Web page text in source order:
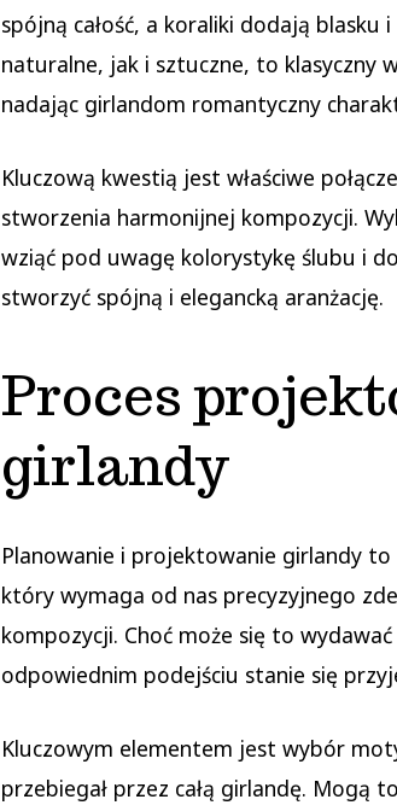
spójną całość, a koraliki dodają blasku
naturalne, jak i sztuczne, to klasyczny
nadając girlandom romantyczny
Kluczową kwestią jest właściwe
stworzenia harmonijnej kompozycji.
wziąć pod uwagę kolorystykę ślubu i
stworzyć spójną i elegancką aranżację.
Proces
girlandy
Planowanie i projektowanie girlandy
który wymaga od nas precyzyjnego
kompozycji. Choć może się to
odpowiednim podejściu stanie się
Kluczowym elementem jest wybór
przebiegał przez całą girlandę. Mogą